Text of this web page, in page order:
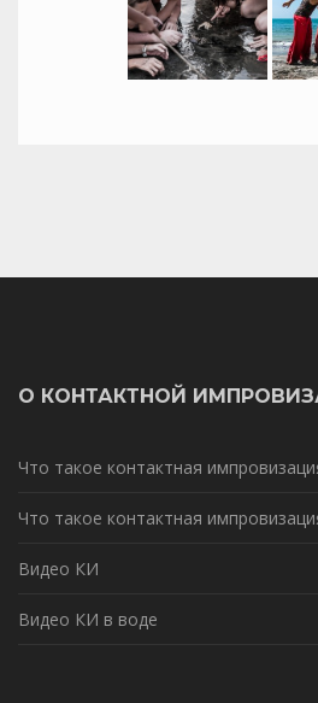
О КОНТАКТНОЙ
Что такое контактная
Что такое контактная
Видео КИ
Видео КИ в воде